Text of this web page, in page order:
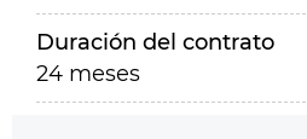
Duración del contrato
24 meses